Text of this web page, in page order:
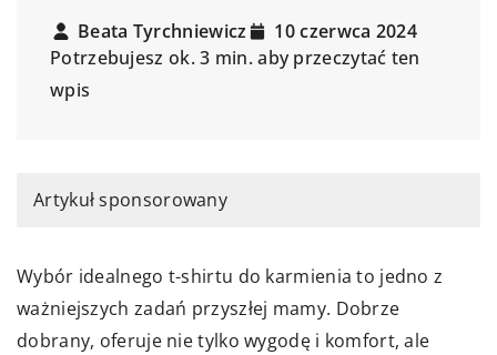
Beata Tyrchniewicz
10 czerwca 2024
Potrzebujesz ok. 3 min. aby przeczytać ten
wpis
Artykuł sponsorowany
Wybór idealnego t-shirtu do karmienia to jedno z
ważniejszych zadań przyszłej mamy. Dobrze
dobrany, oferuje nie tylko wygodę i komfort, ale